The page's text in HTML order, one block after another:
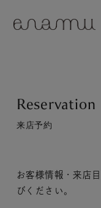
Reservation
来店予約
お客様情報・来店
びください。